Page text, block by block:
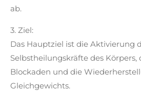
ab.
3. Ziel:
Das Hauptziel ist die Aktivierung
Selbstheilungskräfte des Körpers,
Blockaden und die
Gleichgewichts.